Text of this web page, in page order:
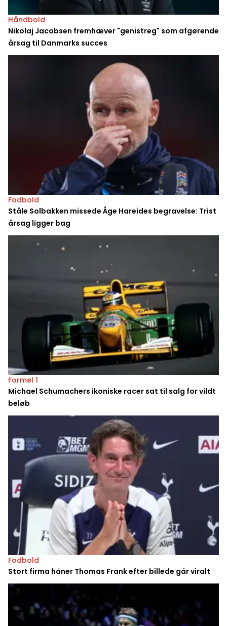
Håndbold
Nikolaj Jacobsen fremhæver "genistreg" som afgørende
årsag til Danmarks succes
Fodbold
Ståle Solbakken missede Åge Hareides begravelse: Trist
årsag ligger bag
Formel 1
Michael Schumachers ikoniske racer sat til salg for vildt
beløb
Fodbold
Stort firma håner Thomas Frank efter billede går viralt